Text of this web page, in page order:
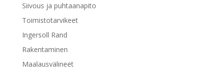
Siivous ja puhtaanapito
Toimistotarvikeet
Ingersoll Rand
Rakentaminen
Maalausvälineet